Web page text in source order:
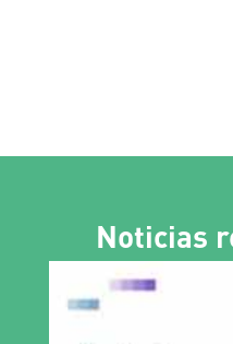
Noticias